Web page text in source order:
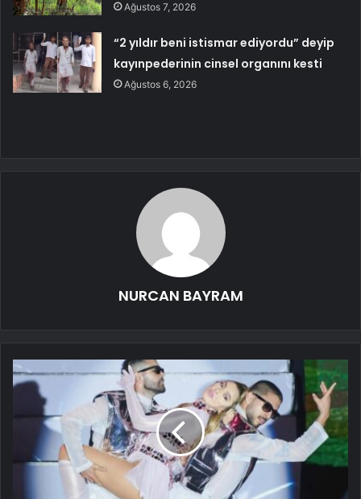
Ağustos 7, 2026
“2 yıldır beni istismar ediyordu” deyip
kayınpederinin cinsel organını kesti
Ağustos 6, 2026
NURCAN BAYRAM